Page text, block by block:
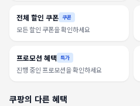
전체 할인 쿠폰 쿠폰
모든 할인 쿠폰을 확인하세요
프로모션 혜택 특가
진행 중인 프로모션을 확인하세요
쿠팡의 다른 혜택